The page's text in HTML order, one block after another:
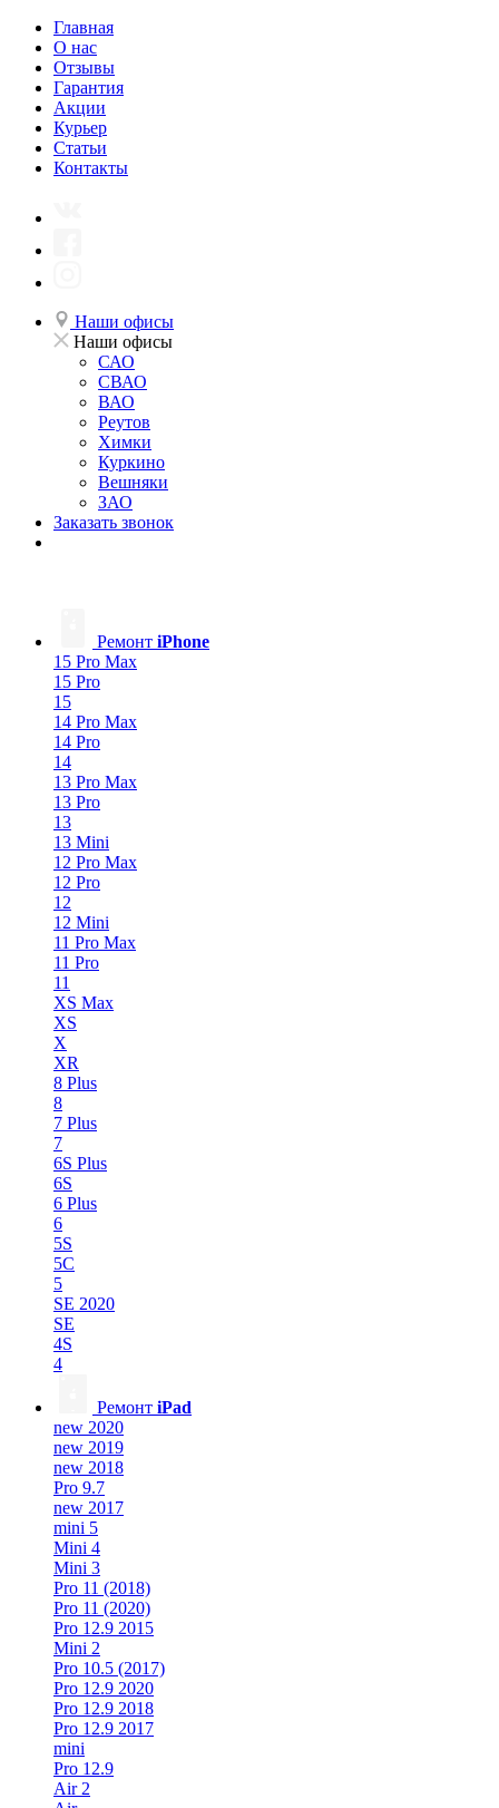
Главная
О нас
Отзывы
Гарантия
Акции
Курьер
Статьи
Контакты
Наши офисы
Наши офисы
САО
СВАО
ВАО
Реутов
Химки
Куркино
Вешняки
ЗАО
Заказать звонок
Ремонт iPhone
15 Pro Max
15 Pro
15
14 Pro Max
14 Pro
14
13 Pro Max
13 Pro
13
13 Mini
12 Pro Max
12 Pro
12
12 Mini
11 Pro Max
11 Pro
11
XS Max
XS
X
XR
8 Plus
8
7 Plus
7
6S Plus
6S
6 Plus
6
5S
5C
5
SE 2020
SE
4S
4
Ремонт iPad
new 2020
new 2019
new 2018
Pro 9.7
new 2017
mini 5
Mini 4
Mini 3
Pro 11 (2018)
Pro 11 (2020)
Pro 12.9 2015
Mini 2
Pro 10.5 (2017)
Pro 12.9 2020
Pro 12.9 2018
Pro 12.9 2017
mini
Pro 12.9
Air 2